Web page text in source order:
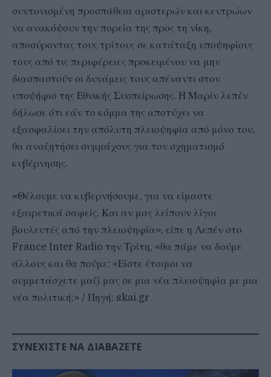
συντονισμένη προσπάθεια αριστερών και κεντρώων
να ανακόψουν την πορεία της προς τη νίκη,
αποσύροντας τους τρίτους σε κατάταξη υποψηφίους
τους από τις περιφέρειες προκειμένου να μην
διασπαστούν οι δυνάμεις τους απέναντι στον
υποψήφιο της Εθνικής Συσπείρωσης. Η Μαρίν λεπέν
δήλωσε ότι εάν το κόμμα της αποτύχει να
εξασφαλίσει την απόλυτη πλειοψηφία από μόνο του,
θα αναζητήσει συμμάχους για τον σχηματισμό
κυβέρνησης.
«Θέλουμε να κυβερνήσουμε, για να είμαστε
εξαιρετικά σαφείς. Και αν μας λείπουν λίγοι
βουλευτές από την πλειοψηφία», είπε η Λεπέν στο
France Inter Radio την Τρίτη, «θα πάμε να δούμε
άλλους και θα πούμε: «Είστε έτοιμοι να
συμμετάσχετε μαζί μας σε μια νέα πλειοψηφία με μια
νέα πολιτική;» / Πηγή: skai.gr
ΣΥΝΕΧΊΣΤΕ ΝΑ ΔΙΑΒΆΖΕΤΕ